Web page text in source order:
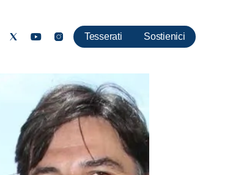
Tesserati Sostienici